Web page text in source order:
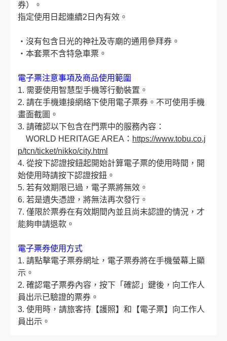
券）。
指定使用日起連續2日內有效。
・沒有包含日光的神社及寺廟的通用參拜券。
・本套票不含特急車票。
電子票注意事項及商品使用範圍
1. 需要使用智慧型手機等行動裝置。
2. 請在手機連接網絡下使用電子票券。不可使用手機
畫面截圖。
3. 請確認以下包含在門票中的服務內容：
WORLD HERITAGE AREA： https://www.tobu.co.j
p/tcn/ticket/nikko/city.html
4. 從按下認證按鈕起開始計算電子票的使用時間，開
始使用時請按下認證按鈕。
5. 若有效期限已過，電子票將無效。
6. 若是遺失憑證，將無法再次發行。
7. 僅限於票券在有效期間內並且尚未認證的情況，才
能夠申請退款。
電子票券使用方式
1. 請點擊電子票券網址，電子票券將在手機螢幕上顯
示。
2. 確認電子票券內容，按下「確認」鍵後，向工作人
員出示已驗證的票券。
3. 使用時，請旅客持【護照】和【電子票】向工作人
員出示。